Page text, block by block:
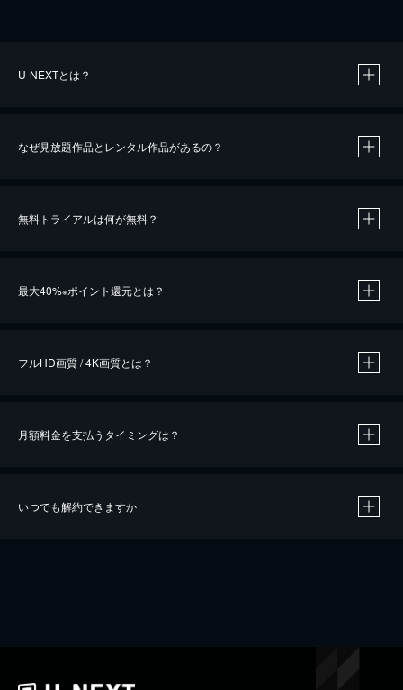
U-NEXTとは？
なぜ見放題作品とレンタル作品があるの？
無料トライアルは何が無料？
最大40%※ポイント還元とは？
※40％ポイント還元の対象は、クレジットカード決済による作品の購入 / レンタルです。
iOSアプリのUコイン決済による作品の購入 / レンタルは、20％のポイント還元です。
フルHD画質 / 4K画質とは？
月額料金を支払うタイミングは？
いつでも解約できますか